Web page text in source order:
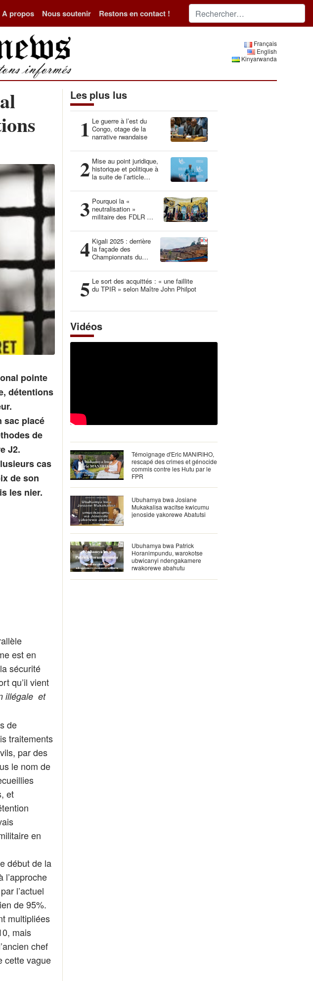
A propos Nous soutenir Restons en contact !
Français
English
Kinyarwanda
pointe
détentions
sac placé
de
J2.
cas
de son
les nier.
est en
sécurité
qu’il vient
illégale et
de
traitements
par des
le nom de
et
en
début de la
l’approche
l’actuel
de 95%.
multipliées
mais
chef
cette vague
Les plus lus
1 Le guerre à l’est du
Congo, otage de la
narrative rwandaise
2 Mise au point juridique,
historique et politique à
la suite de l’article
la Belgique, gardien du
patrimoine génétique”
3 Pourquoi la «
neutralisation »
militaire des FDLR est
illusion
4 Kigali 2025 : derrière
la façade des
Championnats du
propres de l’histoire
5 Le sort des acquittés : « une faillite
du TPIR » selon Maître John Philpot
Vidéos
Témoignage d'Eric MANIRIHO,
rescapé des crimes et génocide
commis contre les Hutu par le
FPR
Ubuhamya bwa Josiane
Mukakalisa wacitse kwicumu
jenoside yakorewe Abatutsi
Ubuhamya bwa Patrick
Horanimpundu, warokotse
ubwicanyi ndengakamere
rwakorewe abahutu